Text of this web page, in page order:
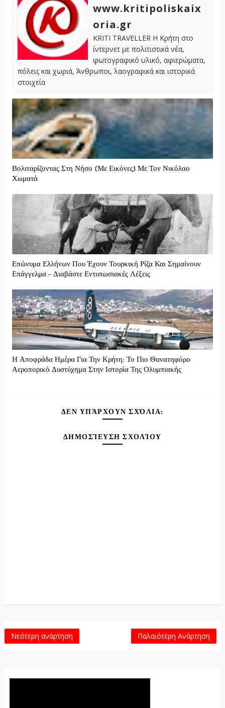
www.kritipoliskaix
oria.gr
KRITI TRAVELLER Η Κρήτη στο
ίντερνετ με πολιτιστικά νέα,
φωτογραφικό υλικό, αφιερώματα,
πόλεις και χωριά, Άνθρωποι, λαογραφικά και ιστορικά
στοιχεία
Βολιταρίζοντας Στη Νήσο (Με Εικόνες) Με Τον Νικόλαο
Χωματά
Επώνυμα Ελλήνων Που Έχουν Τουρκική Ρίζα Και Σημαίνουν
Επάγγελμα – Διαβάστε Εντυπωσιακές Λέξεις
Η Αποφράδα Ημέρα Για Την Κρήτη: Το Πιο Θανατηφόρο
Αεροπορικό Δυστύχημα Στην Ιστορία Της Ολυμπιακής
ΔΕΝ ΥΠΆΡΧΟΥΝ ΣΧΌΛΙΑ:
ΔΗΜΟΣΊΕΥΣΗ ΣΧΟΛΊΟΥ
Νεότερη ανάρτηση Παλαιότερη Ανάρτηση